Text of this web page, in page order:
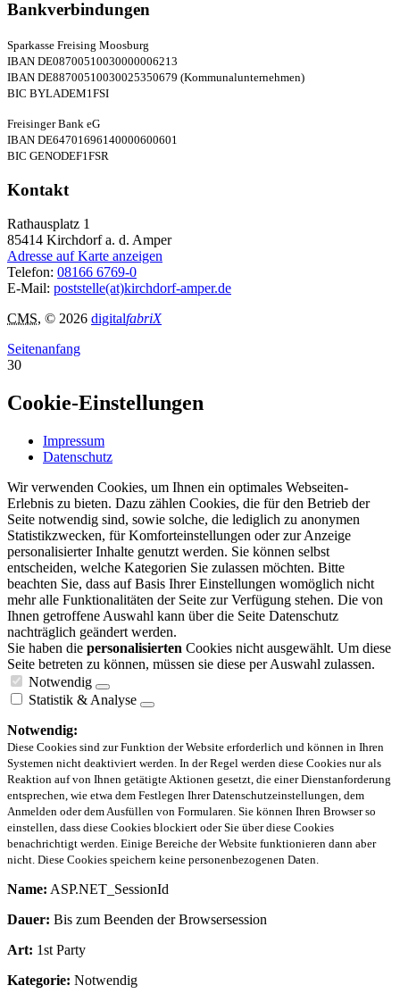
Bankverbindungen
Sparkasse Freising Moosburg
IBAN DE08700510030000006213
IBAN DE88700510030025350679 (Kommunalunternehmen)
BIC BYLADEM1FSI
Freisinger Bank eG
IBAN DE64701696140000600601
BIC GENODEF1FSR
Kontakt
Rathausplatz 1
85414 Kirchdorf a. d. Amper
Adresse auf Karte anzeigen
Telefon: 08166 6769-0
E-Mail: poststelle(at)kirchdorf-amper.de
CMS, © 2026 digitalfabriX
Seitenanfang
30
Cookie-Einstellungen
Impressum
Datenschutz
Wir verwenden Cookies, um Ihnen ein optimales Webseiten-
Erlebnis zu bieten. Dazu zählen Cookies, die für den Betrieb der
Seite notwendig sind, sowie solche, die lediglich zu anonymen
Statistikzwecken, für Komforteinstellungen oder zur Anzeige
personalisierter Inhalte genutzt werden. Sie können selbst
entscheiden, welche Kategorien Sie zulassen möchten. Bitte
beachten Sie, dass auf Basis Ihrer Einstellungen womöglich nicht
mehr alle Funktionalitäten der Seite zur Verfügung stehen. Die von
Ihnen getroffene Auswahl kann über die Seite Datenschutz
nachträglich geändert werden.
Sie haben die personalisierten Cookies nicht ausgewählt. Um diese
Seite betreten zu können, müssen sie diese per Auswahl zulassen.
Notwendig
Statistik & Analyse
Notwendig:
Diese Cookies sind zur Funktion der Website erforderlich und können in Ihren
Systemen nicht deaktiviert werden. In der Regel werden diese Cookies nur als
Reaktion auf von Ihnen getätigte Aktionen gesetzt, die einer Dienstanforderung
entsprechen, wie etwa dem Festlegen Ihrer Datenschutzeinstellungen, dem
Anmelden oder dem Ausfüllen von Formularen. Sie können Ihren Browser so
einstellen, dass diese Cookies blockiert oder Sie über diese Cookies
benachrichtigt werden. Einige Bereiche der Website funktionieren dann aber
nicht. Diese Cookies speichern keine personenbezogenen Daten.
Name: ASP.NET_SessionId
Dauer: Bis zum Beenden der Browsersession
Art: 1st Party
Kategorie: Notwendig